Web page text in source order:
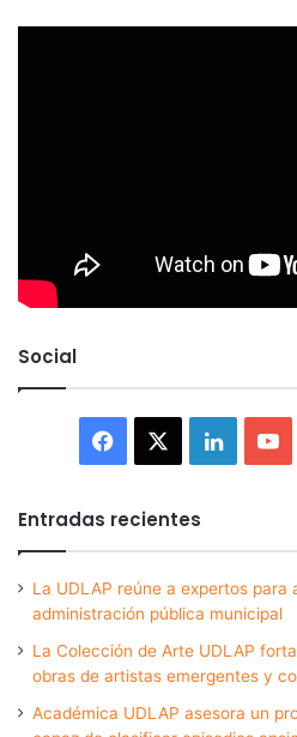
Social
Facebook LinkedIn
Entradas recientes
La UDLAP reúne a expertos para
administración pública municipal
La Colección de Arte UDLAP
obras de artistas emergentes y
Académica UDLAP asesora un